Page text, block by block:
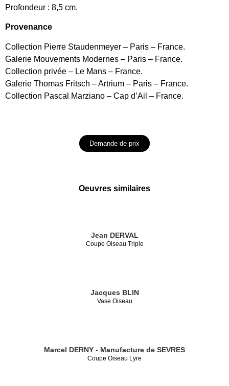
Profondeur : 8,5 cm.
Provenance
Collection Pierre Staudenmeyer – Paris – France.
Galerie Mouvements Modernes – Paris – France.
Collection privée – Le Mans – France.
Galerie Thomas Fritsch – Artrium – Paris – France.
Collection Pascal Marziano – Cap d’Ail – France.
Demande de prix
Oeuvres similaires
Jean DERVAL
Coupe Oiseau Triple
Jacques BLIN
Vase Oiseau
Marcel DERNY - Manufacture de SEVRES
Coupe Oiseau Lyre